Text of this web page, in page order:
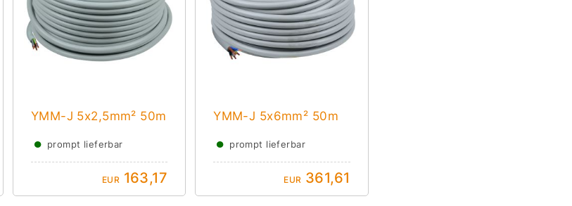
YMM-J 5x2,5mm² 50m
● prompt lieferbar
EUR 163,17
YMM-J 5x6mm² 50m
● prompt lieferbar
EUR 361,61